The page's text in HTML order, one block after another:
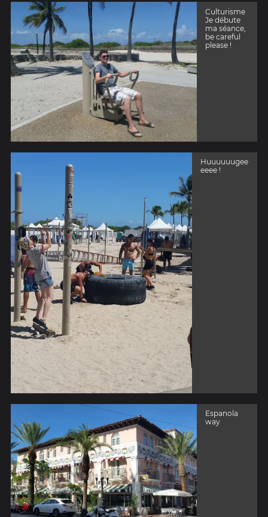
Culturisme
Je débute
ma séance,
be careful
please !
Huuuuuugee
eeee !
Espanola
way